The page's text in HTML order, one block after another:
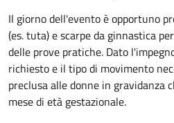
Il giorno dell'evento è opportuno
(es. tuta) e scarpe da ginnastica
delle prove pratiche. Dato
richiesto e il tipo di movimento
preclusa alle donne in gravidanza
mese di età gestazionale.